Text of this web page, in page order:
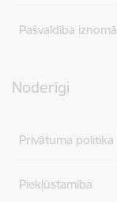
Pašvaldība iznomā
Noderīgi
Privātuma politika
Piekļūstamība